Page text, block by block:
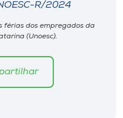
R/2024
férias dos empregados da
(Unoesc).